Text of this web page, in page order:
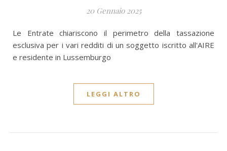
20 Gennaio 2025
Le Entrate chiariscono il perimetro della tassazione
esclusiva per i vari redditi di un soggetto iscritto all'AIRE
e residente in Lussemburgo
LEGGI ALTRO